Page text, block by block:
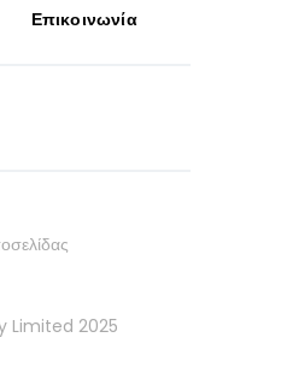
Επικοινωνία
Limited 2025